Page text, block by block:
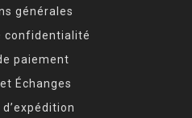
générales
confidentialité
paiement
Échanges